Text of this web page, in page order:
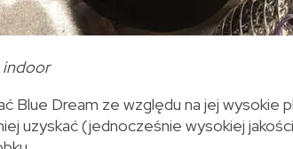
indoor
Blue Dream ze względu na jej wysokie
uzyskać (jednocześnie wysokiej